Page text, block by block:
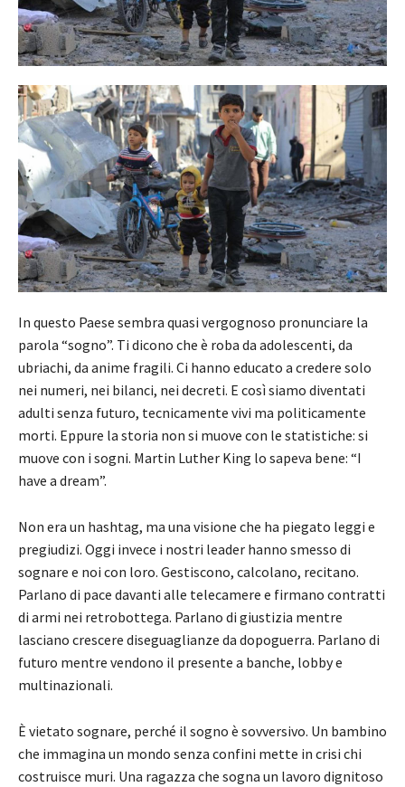
In questo Paese sembra quasi vergognoso pronunciare la
parola “sogno”. Ti dicono che è roba da adolescenti, da
ubriachi, da anime fragili. Ci hanno educato a credere solo
nei numeri, nei bilanci, nei decreti. E così siamo diventati
adulti senza futuro, tecnicamente vivi ma politicamente
morti. Eppure la storia non si muove con le statistiche: si
muove con i sogni. Martin Luther King lo sapeva bene: “I
have a dream”.
Non era un hashtag, ma una visione che ha piegato leggi e
pregiudizi. Oggi invece i nostri leader hanno smesso di
sognare e noi con loro. Gestiscono, calcolano, recitano.
Parlano di pace davanti alle telecamere e firmano contratti
di armi nei retrobottega. Parlano di giustizia mentre
lasciano crescere diseguaglianze da dopoguerra. Parlano di
futuro mentre vendono il presente a banche, lobby e
multinazionali.
È vietato sognare, perché il sogno è sovversivo. Un bambino
che immagina un mondo senza confini mette in crisi chi
costruisce muri. Una ragazza che sogna un lavoro dignitoso